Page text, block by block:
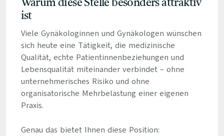
Warum diese Stelle besonders attraktiv
ist
Viele Gynäkologinnen und Gynäkologen wünschen
sich heute eine Tätigkeit, die medizinische
Qualität, echte Patientinnenbeziehungen und
Lebensqualität miteinander verbindet – ohne
unternehmerisches Risiko und ohne
organisatorische Mehrbelastung einer eigenen
Praxis.
Genau das bietet Ihnen diese Position: